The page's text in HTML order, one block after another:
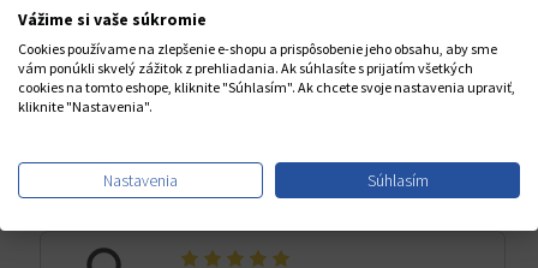
2025
(72 000km nabehali) --- očakávam
že 2-ky budú minimalne tak dobré
mal som predchodcu a bol som
ODPORÚČA
Vážime si vaše súkromie
Cookies používame na zlepšenie e-shopu a prispôsobenie jeho obsahu, aby sme
vám ponúkli skvelý zážitok z prehliadania. Ak súhlasíte s prijatím všetkých
cookies na tomto eshope, kliknite "Súhlasím". Ak chcete svoje nastavenia upraviť,
kliknite "Nastavenia".
Nastavenia Súhlasím